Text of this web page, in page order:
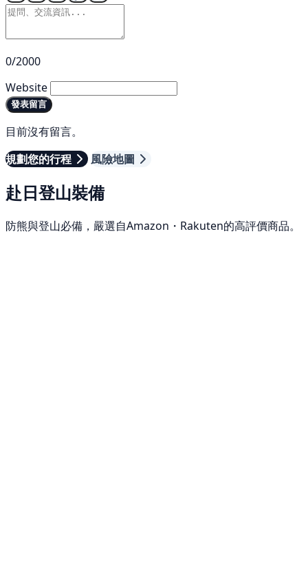
0/2000
Website
發表留言
目前沒有留言。
規劃您的行程
風險地圖
赴日登山裝備
防熊與登山必備，嚴選自Amazon・Rakuten的高評價商品。